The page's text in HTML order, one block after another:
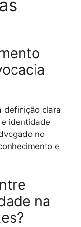
definição clara
identidade
no
e
na